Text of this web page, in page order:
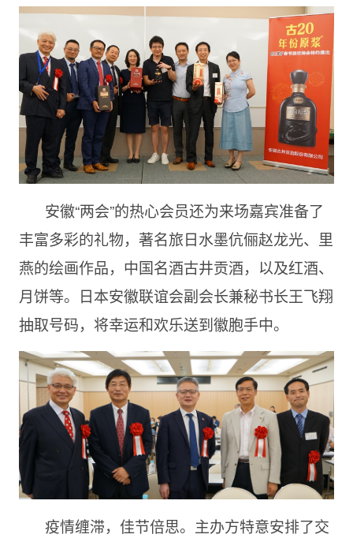
安徽“两会”的热心会员还为来场嘉宾准备了
丰富多彩的礼物，著名旅日水墨伉俪赵龙光、里
燕的绘画作品，中国名酒古井贡酒，以及红酒、
月饼等。日本安徽联谊会副会长兼秘书长王飞翔
抽取号码，将幸运和欢乐送到徽胞手中。
疫情缠滞，佳节倍思。主办方特意安排了交